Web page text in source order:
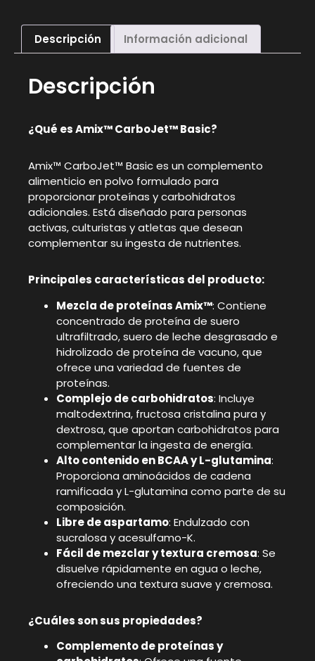
Descripción Información adicional
Descripción
¿Qué es Amix™ CarboJet™ Basic?
Amix™ CarboJet™ Basic es un complemento
alimenticio en polvo formulado para
proporcionar proteínas y carbohidratos
adicionales. Está diseñado para personas
activas, culturistas y atletas que desean
complementar su ingesta de nutrientes.
Principales características del producto:
Mezcla de proteínas Amix™: Contiene
concentrado de proteína de suero
ultrafiltrado, suero de leche desgrasado e
hidrolizado de proteína de vacuno, que
ofrece una variedad de fuentes de
proteínas.
Complejo de carbohidratos: Incluye
maltodextrina, fructosa cristalina pura y
dextrosa, que aportan carbohidratos para
complementar la ingesta de energía.
Alto contenido en BCAA y L-glutamina:
Proporciona aminoácidos de cadena
ramificada y L-glutamina como parte de su
composición.
Libre de aspartamo: Endulzado con
sucralosa y acesulfamo-K.
Fácil de mezclar y textura cremosa: Se
disuelve rápidamente en agua o leche,
ofreciendo una textura suave y cremosa.
¿Cuáles son sus propiedades?
Complemento de proteínas y